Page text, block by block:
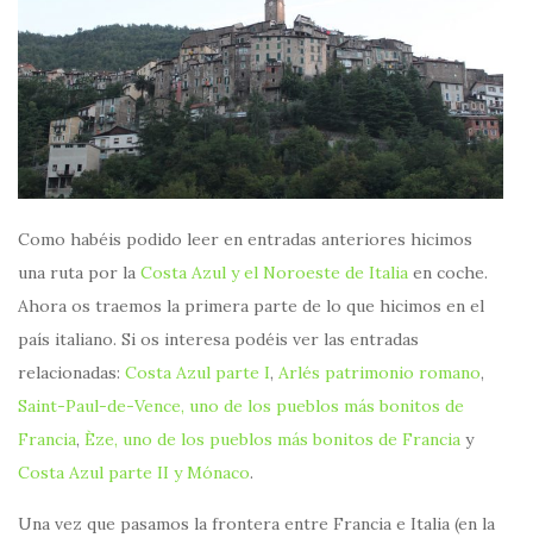
Como habéis podido leer en entradas anteriores hicimos
una ruta por la Costa Azul y el Noroeste de Italia en coche.
Ahora os traemos la primera parte de lo que hicimos en el
país italiano. Si os interesa podéis ver las entradas
relacionadas: Costa Azul parte I, Arlés patrimonio romano,
Saint-Paul-de-Vence, uno de los pueblos más bonitos de
Francia, Èze, uno de los pueblos más bonitos de Francia y
Costa Azul parte II y Mónaco.
Una vez que pasamos la frontera entre Francia e Italia (en la